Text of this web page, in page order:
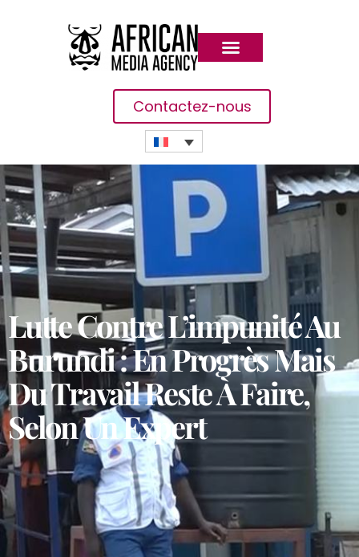
Contactez-nous
Lutte Contre L’impunité Au
Burundi : En Progrès Mais
Du Travail Reste À Faire,
Selon Un Expert